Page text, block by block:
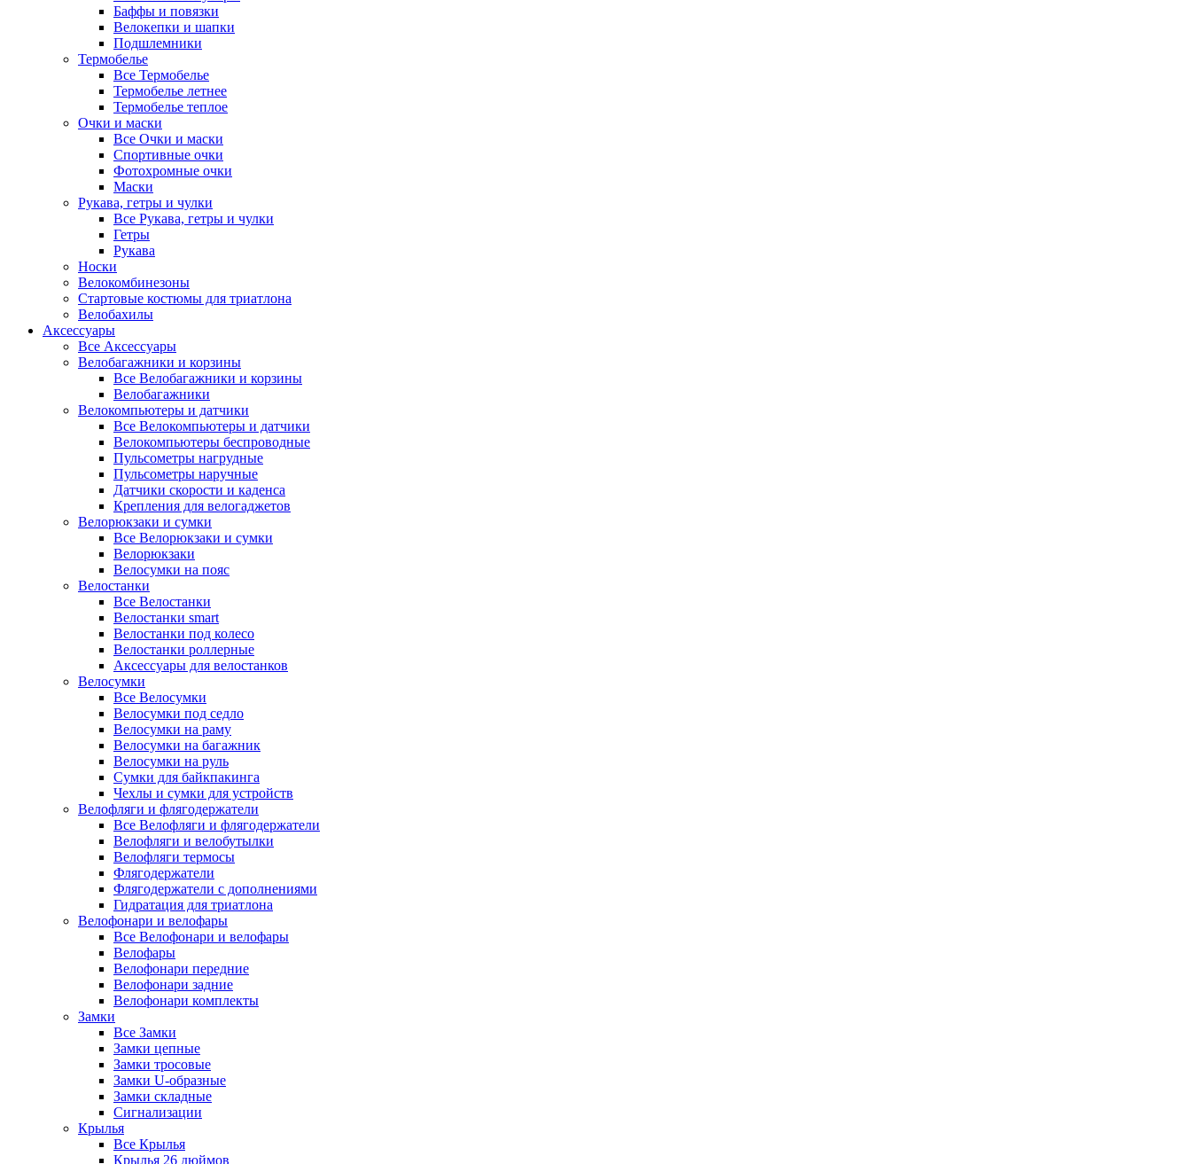
Баффы и повязки
Велокепки и шапки
Подшлемники
Термобелье
Все Термобелье
Термобелье летнее
Термобелье теплое
Очки и маски
Все Очки и маски
Спортивные очки
Фотохромные очки
Маски
Рукава, гетры и чулки
Все Рукава, гетры и чулки
Гетры
Рукава
Носки
Велокомбинезоны
Стартовые костюмы для триатлона
Велобахилы
Аксессуары
Все Аксессуары
Велобагажники и корзины
Все Велобагажники и корзины
Велобагажники
Велокомпьютеры и датчики
Все Велокомпьютеры и датчики
Велокомпьютеры беспроводные
Пульсометры нагрудные
Пульсометры наручные
Датчики скорости и каденса
Крепления для велогаджетов
Велорюкзаки и сумки
Все Велорюкзаки и сумки
Велорюкзаки
Велосумки на пояс
Велостанки
Все Велостанки
Велостанки smart
Велостанки под колесо
Велостанки роллерные
Аксессуары для велостанков
Велосумки
Все Велосумки
Велосумки под седло
Велосумки на раму
Велосумки на багажник
Велосумки на руль
Сумки для байкпакинга
Чехлы и сумки для устройств
Велофляги и флягодержатели
Все Велофляги и флягодержатели
Велофляги и велобутылки
Велофляги термосы
Флягодержатели
Флягодержатели с дополнениями
Гидратация для триатлона
Велофонари и велофары
Все Велофонари и велофары
Велофары
Велофонари передние
Велофонари задние
Велофонари комплекты
Замки
Все Замки
Замки цепные
Замки тросовые
Замки U-образные
Замки складные
Сигнализации
Крылья
Все Крылья
Крылья 26 дюймов